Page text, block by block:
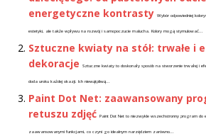
energetyczne kontrasty Wybór odpowiedniej
estetyki, ale także wpływu na rozwój i samopoczucie malucha. Kolory mogą stymulować...
Sztuczne kwiaty na stół: trwałe i
dekoracje
Sztuczne kwiaty to doskonały sposób na stworzenie trwałej i
doda uroku każdej okazji. Ich niewątpliwą...
Paint Dot Net: zaawansowany
retuszu zdjęć Paint Dot Net to niezwykle wszechstronny program do
zaawansowanymi funkcjami, co czyni go idealnym narzędziem zarówno...